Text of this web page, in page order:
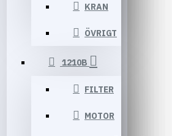
KRAN
ÖVRIGT
1210B
FILTER
MOTOR